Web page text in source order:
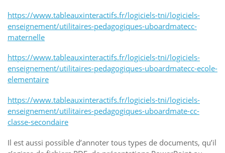
https://www.tableauxinteractifs.fr/logiciels-tni/logiciels-
enseignement/utilitaires-pedagogiques-uboardmatecc-
maternelle
https://www.tableauxinteractifs.fr/logiciels-tni/logiciels-
enseignement/utilitaires-pedagogiques-uboardmatecc-ecole-
elementaire
https://www.tableauxinteractifs.fr/logiciels-tni/logiciels-
enseignement/utilitaires-pedagogiques-uboardmate-cc-
classe-secondaire
Il est aussi possible d’annoter tous types de documents, qu’il